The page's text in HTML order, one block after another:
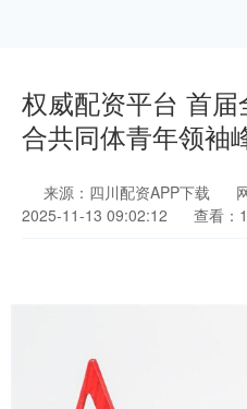
权威配资平台 首
合共同体青年领袖
来源：四川配资APP下载
2025-11-13 09:02:12
查看：